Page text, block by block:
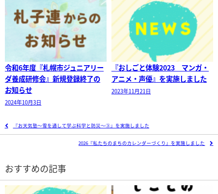
令和6年度『札幌市ジュニアリー
ダ養成研修会』新規登録終了の
お知らせ
2024年10月3日
『おしごと体験2023 マンガ・
アニメ・声優』を実施しました
2023年11月21日
『お天気塾～雪を通して学ぶ科学と防災～③』を実施しました
2026『私たちのまちのカレンダーづくり』を実施しました
おすすめの記事